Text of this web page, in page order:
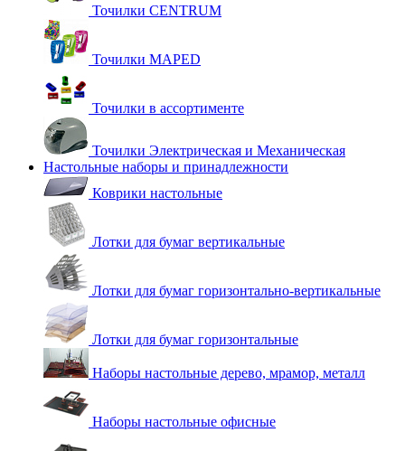
Точилки CENTRUM
Точилки MAPED
Точилки в ассортименте
Точилки Электрическая и Механическая
Настольные наборы и принадлежности
Коврики настольные
Лотки для бумаг вертикальные
Лотки для бумаг горизонтально-вертикальные
Лотки для бумаг горизонтальные
Наборы настольные дерево, мрамор, металл
Наборы настольные офисные